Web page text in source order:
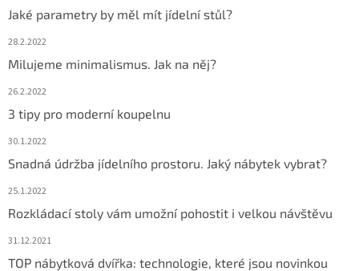
Jaké parametry by měl mít jídelní stůl?
28.2.2022
Milujeme minimalismus. Jak na něj?
26.2.2022
3 tipy pro moderní koupelnu
30.1.2022
Snadná údržba jídelního prostoru. Jaký nábytek vybrat?
25.1.2022
Rozkládací stoly vám umožní pohostit i velkou návštěvu
31.12.2021
TOP nábytková dvířka: technologie, které jsou novinkou